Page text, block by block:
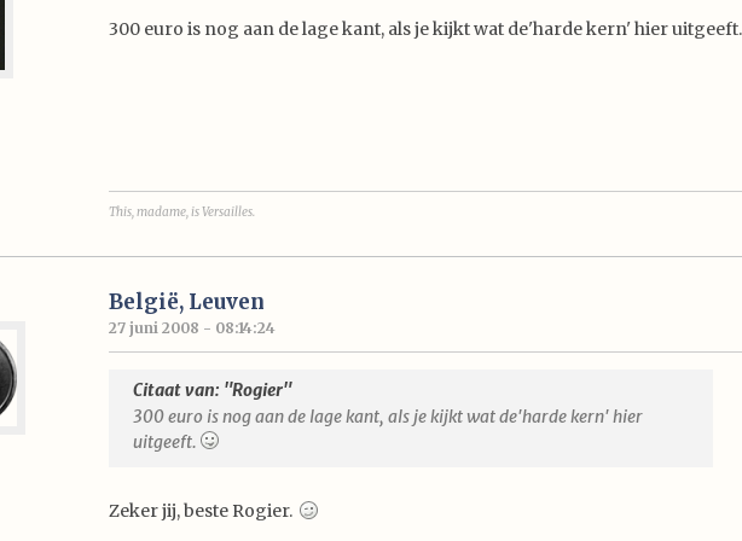
300 euro is nog aan de lage kant, als je kijkt wat de'harde kern' hier
This, madame, is Versailles.
België, Leuven
27 juni 2008 - 08:14:24
Citaat van: "Rogier"
300 euro is nog aan de lage kant, als je kijkt wat de'harde kern' hier
uitgeeft.
Zeker jij, beste Rogier.